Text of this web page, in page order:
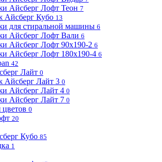
Айсберг Лофт Теон 7
Айсберг Кубо 13
для стиральной машины 6
Айсберг Лофт Вали 6
Айсберг Лофт 90х190-2 6
Айсберг Лофт 180х190-4 6
42
Лайт 0
Айсберг Лайт 3 0
Айсберг Лайт 4 0
Айсберг Лайт 7 0
0
20
Кубо 85
1